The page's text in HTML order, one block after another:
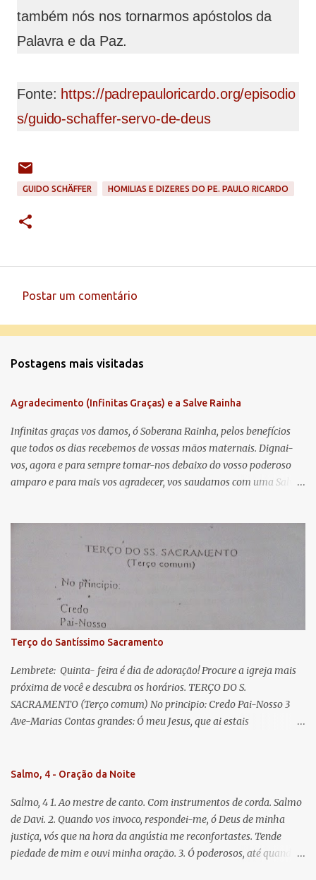
também nós nos tornarmos apóstolos da
Palavra e da Paz.
Fonte: https://padrepauloricardo.org/episodio
s/guido-schaffer-servo-de-deus
GUIDO SCHÄFFER HOMILIAS E DIZERES DO PE. PAULO RICARDO
e
t
á
r
i
o
Postar um comentário
Postagens mais visitadas
Agradecimento (Infinitas Graças) e a Salve Rainha
Infinitas graças vos damos, ó Soberana Rainha, pelos benefícios
que todos os dias recebemos de vossas mãos maternais. Dignai-
vos, agora e para sempre tomar-nos debaixo do vosso poderoso
amparo e para mais vos agradecer, vos saudamos com uma Salve
lágrimas. Eia, pois, Advogada nossa, estes vossos olhos
misericordiosos a nós volvei, e depois deste desterro, mostrai-nos
Jesus. Bendito é o fruto do vosso ventre, ó clemente, ó piedosa, ó
doce e sempre Virgem Maria. Rogai por nós Santa Mãe de Deus.
Para que sejamos dignos das promessas de Cristo. Amém.
Terço do Santíssimo Sacramento
Lembrete: Quinta- feira é dia de adoração! Procure a igreja mais
próxima de você e descubra os horários. TERÇO DO S.
SACRAMENTO (Terço comum) No principio: Credo Pai-Nosso 3
Ave-Marias Contas grandes: Ó meu Jesus, que ai estais
Vós morra eu! Nas contas pequenas: Sacramento de Amor!
que nos salva, dá-nos Vossa força, Vosso perdão e a Vossa
misericórdia. (no fim) Rezar 3 vezes: Louvores e graças se deem a
cada momento ao Santíssimo e Diviníssimo Sacramento.
Salmo, 4 - Oração da Noite
Salmo, 4 1. Ao mestre de canto. Com instrumentos de corda. Salmo
de Davi. 2. Quando vos invoco, respondei-me, ó Deus de minha
justiça, vós que na hora da angústia me reconfortastes. Tende
piedade de mim e ouvi minha oração. 3. Ó poderosos, até quando